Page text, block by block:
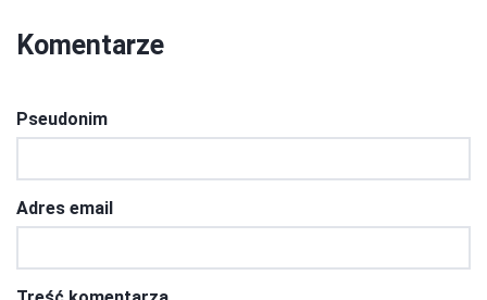
Komentarze
Pseudonim
Adres email